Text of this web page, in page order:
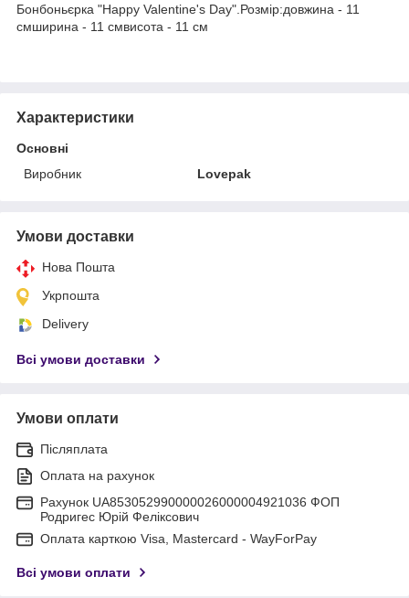
Бонбоньєрка "Happy Valentine's Day".Розмір:довжина - 11
смширина - 11 смвисота - 11 см
Характеристики
Основні
Виробник
Lovepak
Умови доставки
Нова Пошта
Укрпошта
Delivery
Всі умови доставки
Умови оплати
Післяплата
Оплата на рахунок
Рахунок UA853052990000026000004921036 ФОП
Родригес Юрій Феліксович
Оплата карткою Visa, Mastercard - WayForPay
Всі умови оплати